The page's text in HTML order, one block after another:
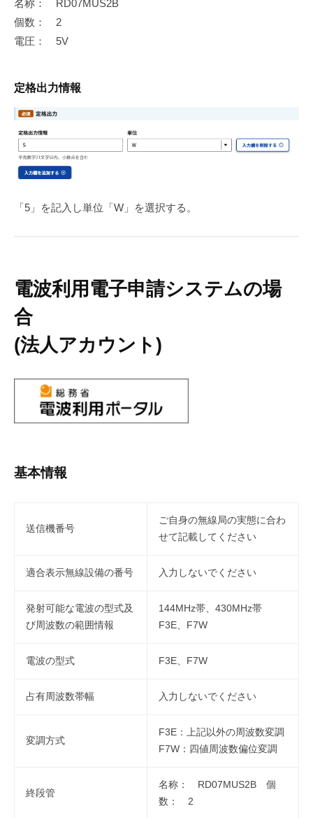
名称： RD07MUS2B
個数： 2
電圧： 5V
定格出力情報
「5」を記入し単位「W」を選択する。
電波利用電子申請システムの場
合
(法人アカウント)
基本情報
送信機番号
ご自身の無線局の実態に合わ
せて記載してください
適合表示無線設備の番号 入力しないでください
発射可能な電波の型式及
び周波数の範囲情報
144MHz帯、430MHz帯
F3E、F7W
電波の型式 F3E、F7W
占有周波数帯幅 入力しないでください
変調方式
F3E：上記以外の周波数変調
F7W：四値周波数偏位変調
終段管
名称： RD07MUS2B 個
数： 2